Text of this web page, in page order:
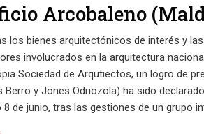
Arcobaleno
los bienes arquitectónicos de interés y
involucrados en la arquitectura
Sociedad de Arqutiectos, un logro de
Berro y Jones Odriozola) ha sido
8 de junio, tras las gestiones de un grupo